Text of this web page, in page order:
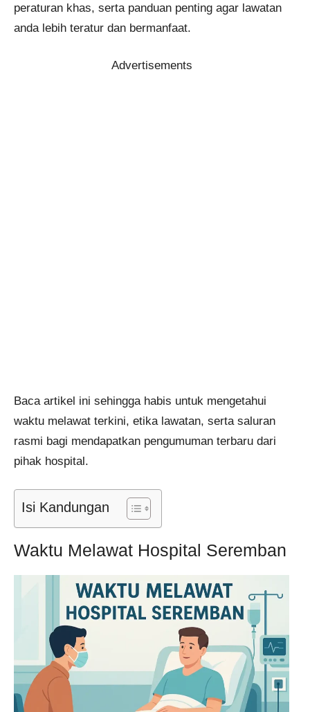
peraturan khas, serta panduan penting agar lawatan
anda lebih teratur dan bermanfaat.
Advertisements
Baca artikel ini sehingga habis untuk mengetahui
waktu melawat terkini, etika lawatan, serta saluran
rasmi bagi mendapatkan pengumuman terbaru dari
pihak hospital.
Isi Kandungan
Waktu Melawat Hospital Seremban